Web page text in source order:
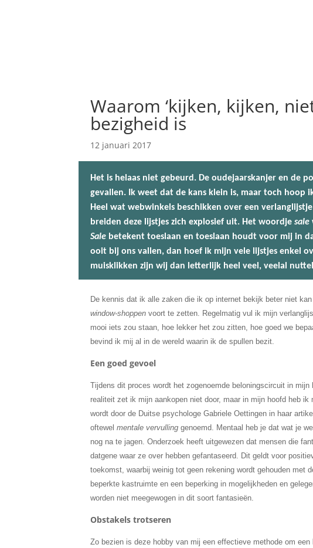
Waarom ‘kijken, kijken,
bezigheid is
12 januari 2017
Het is helaas niet gebeurd. De oudejaarskanjer en de
gevallen. Ik weet dat de kans klein is, maar toch hoop
Heel wat webwinkels beschikken over een
breiden deze lijstjes zich explosief uit. Het woordje sale
Sale betekent toeslaan en toeslaan houdt voor mij in
ooit bij ons vallen, dan hoef ik mijn vele lijstjes enkel
muisklikken zijn wij dan letterlijk heel veel, veelal
De kennis dat ik alle zaken die ik op internet bekijk beter niet
window-shoppen voort te zetten. Regelmatig vul ik mijn
mooi iets zou staan, hoe lekker het zou zitten, hoe goed we
bevind ik mij al in de wereld waarin ik de spullen bezit.
Een goed gevoel
Tijdens dit proces wordt het zogenoemde beloningscircuit in
realiteit zet ik mijn aankopen niet door, maar in mijn hoofd heb
wordt door de Duitse psychologe Gabriele Oettingen in haar
oftewelmentale vervulling genoemd. Mentaal heb je dat wat je
nog na te jagen. Onderzoek heeft uitgewezen dat mensen die
datgene waar ze over hebben gefantaseerd. Dit geldt voor
toekomst, waarbij weinig tot geen rekening wordt gehouden met
beperkte kastruimte en een beperking in mogelijkheden en
worden niet meegewogen in dit soort fantasieën.
Obstakels trotseren
Zo bezien is deze hobby van mij een effectieve methode om